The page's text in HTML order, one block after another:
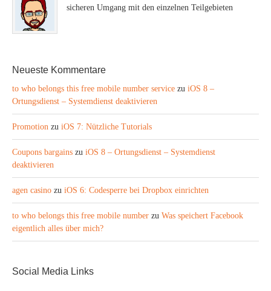
sicheren Umgang mit den einzelnen Teilgebieten
Neueste Kommentare
to who belongs this free mobile number service zu iOS 8 –
Ortungsdienst – Systemdienst deaktivieren
Promotion zu iOS 7: Nützliche Tutorials
Coupons bargains zu iOS 8 – Ortungsdienst – Systemdienst
deaktivieren
agen casino zu iOS 6: Codesperre bei Dropbox einrichten
to who belongs this free mobile number zu Was speichert Facebook
eigentlich alles über mich?
Social Media Links